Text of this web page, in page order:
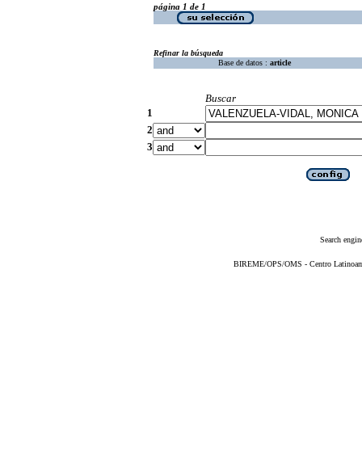
página 1 de 1
Refinar la búsqueda
Base de datos : article
Buscar
1
2
3
Search
BIREME/OPS/OMS - Centro